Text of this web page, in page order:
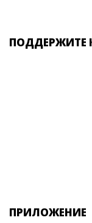
ПОДДЕРЖИТЕ
ПРИЛОЖЕНИЕ